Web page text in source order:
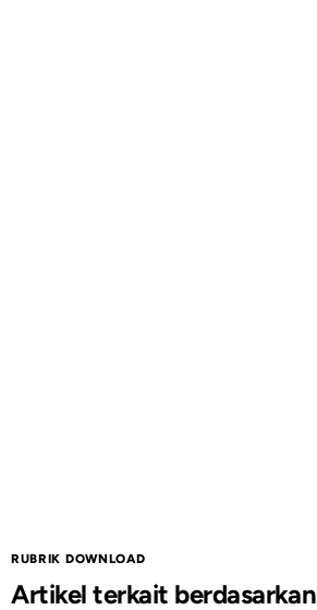
RUBRIK DOWNLOAD
Artikel terkait berdasarkan